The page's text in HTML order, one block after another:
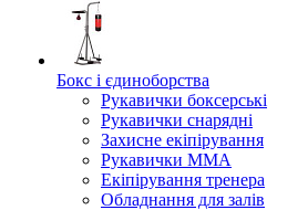
Бокс і єдиноборства
Рукавички боксерські
Рукавички снарядні
Захисне екіпірування
Рукавички ММА
Екіпірування тренера
Обладнання для залів